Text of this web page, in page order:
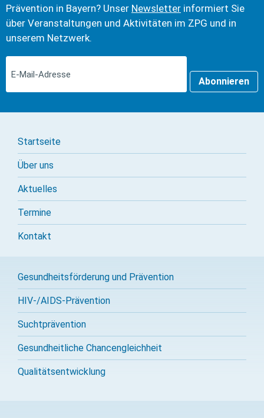
Prävention in Bayern? Unser Newsletter informiert Sie
über Veranstaltungen und Aktivitäten im ZPG und in
unserem Netzwerk.
Abonnieren
Startseite
Über uns
Aktuelles
Termine
Kontakt
Gesundheitsförderung und Prävention
HIV-/AIDS-Prävention
Sucht­prävention
Gesundheitliche Chancengleichheit
Qualitäts­entwicklung